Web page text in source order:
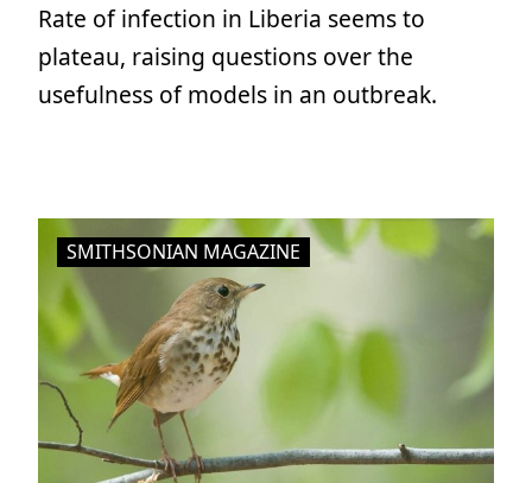
Rate of infection in Liberia seems to
plateau, raising questions over the
usefulness of models in an outbreak.
SMITHSONIAN MAGAZINE